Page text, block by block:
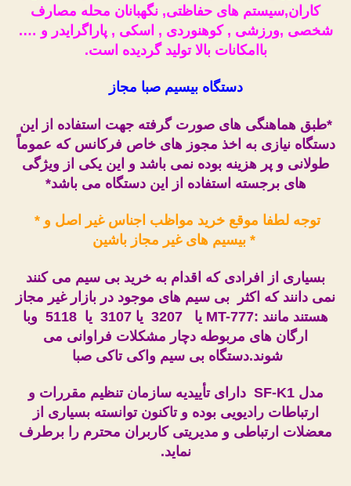
کاران,سیستم های حفاظتی, نگهبانان محله مصارف
شخصی ,ورزشی , کوهنوردی , اسکی , پاراگرایدر و ….
باامکانات بالا تولید گردیده است.
دستگاه بیسیم صبا مجاز
*طبق هماهنگی های صورت گرفته جهت استفاده از این
دستگاه نیازی به اخذ مجوز های خاص فرکانس که عموماً
طولانی و پر هزینه بوده نمی باشد و این یکی از ویژگی
های برجسته استفاده از این دستگاه می باشد*
* توجه لطفا موقع خرید مواظب اجناس غیر اصل و
بیسیم های غیر مجاز باشین *
بسیاری از افرادی که اقدام به خرید بی سیم می کنند
نمی دانند که اکثر بی سیم های موجود در بازار غیر مجاز
هستند مانند :MT-777
یا 3207 یا 3107 یا 5118 وبا
ارگان های مربوطه دچار مشکلات فراوانی می
شوند.دستگاه بی سیم واکی تاکی صبا
مدل SF-K1 دارای تأییدیه سازمان تنظیم مقررات و
ارتباطات رادیویی بوده و تاکنون توانسته بسیاری از
معضلات ارتباطی و مدیریتی کاربران محترم را برطرف
نماید.